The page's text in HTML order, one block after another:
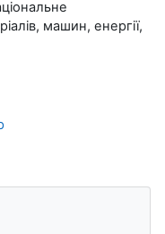
машин, енергії,